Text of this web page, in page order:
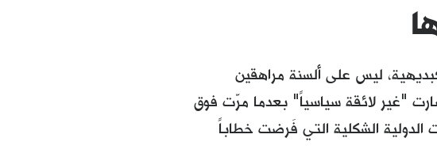
ليس على ألسنة مراهقين
"غير لائقة سياسياً" بعدما مرّت فوق
الدولية الشكلية التي فَرضت خطاباً